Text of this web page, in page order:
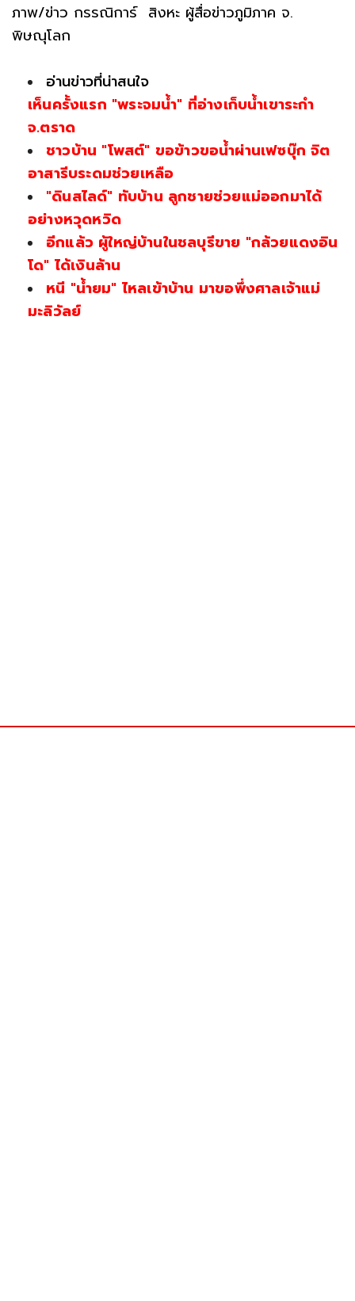
ภาพ/ข่าว กรรณิการ์ สิงหะ ผู้สื่อข่าวภูมิภาค จ.
พิษณุโลก
อ่านข่าวที่น่าสนใจ
เห็นครั้งแรก "พระจมน้ำ" ที่อ่างเก็บน้ำเขาระกำ
จ.ตราด
ชาวบ้าน "โพสต์" ขอข้าวขอน้ำผ่านเฟซบุ๊ก จิต
อาสารีบระดมช่วยเหลือ
"ดินสไลด์" ทับบ้าน ลูกชายช่วยแม่ออกมาได้
อย่างหวุดหวิด
อีกแล้ว ผู้ใหญ่บ้านในชลบุรีขาย "กล้วยแดงอิน
โด" ได้เงินล้าน
หนี "น้ำยม" ไหลเข้าบ้าน มาขอพึ่งศาลเจ้าแม่
มะลิวัลย์